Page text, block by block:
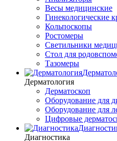
Весы медицинские
Гинекологические
Кольпоскопы
Ростомеры
Светильники
Стол для
Тазомеры
Дерматология
Дерматоскоп
Оборудование для
Оборудование для
Цифровые
Диагностика